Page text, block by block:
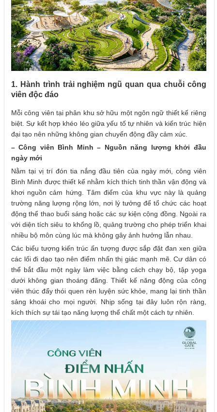
1. Hành trình trải nghiệm ngũ quan qua chuỗi công
viên độc đáo
Mỗi công viên tại phân khu sở hữu một ngôn ngữ thiết kế riêng
biệt. Sự kết hợp khéo léo giữa yếu tố tự nhiên và kiến trúc hiện
đại tạo nên những không gian chuyển động đầy cảm xúc.
– Công viên Bình Minh – Nguồn năng lượng khởi đầu
ngày mới
Nằm tại vị trí đón tia nắng đầu tiên của ngày mới, công viên
Bình Minh được thiết kế nhằm kích thích tinh thần vận động và
khơi nguồn cảm hứng. Tâm điểm của khu vực này là quảng
trường năng lượng rộng lớn, nơi lý tưởng để tổ chức các hoạt
động thể thao buổi sáng hoặc các sự kiện cộng đồng. Ngoài ra
với diện tích siêu to khổng lồ, quảng trường cho phép triển khai
nhiều bộ môn cùng lúc mà không gây ảnh hưởng lẫn nhau.
Các biểu tượng kiến trúc ấn tượng được sắp đặt đan xen giữa
các lối đi dạo tạo nên điểm nhấn thị giác mạnh mẽ. Cư dân có
thể bắt đầu một ngày làm việc bằng cách chạy bộ, tập yoga
dưới không gian thoáng đãng. Thiết kế năng động của công
viên thúc đẩy thói quen rèn luyện sức khỏe, mang lại tinh thần
sảng khoái cho mọi người. Nhịp sống tại đây luôn rộn ràng,
kích thích sự tái tạo năng lượng thể chất một cách tự nhiên.